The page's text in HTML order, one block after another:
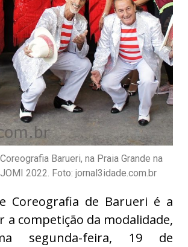
Barueri, na Praia Grande na
2022. Foto: jornal3idade.com.br
Coreografia de Barueri é a
a competição da modalidade,
segunda-feira, 19 de